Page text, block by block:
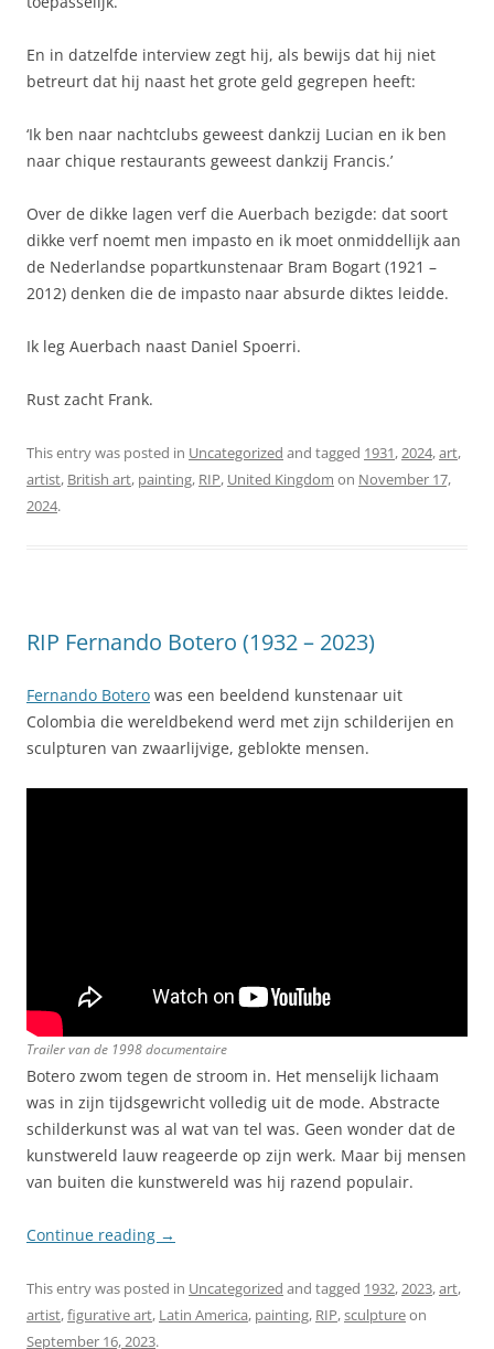
En in datzelfde interview zegt hij, als bewijs dat hij niet
betreurt dat hij naast het grote geld gegrepen heeft:
‘Ik ben naar nachtclubs geweest dankzij Lucian en ik ben
naar chique restaurants geweest dankzij Francis.’
Over de dikke lagen verf die Auerbach bezigde: dat soort
dikke verf noemt men impasto en ik moet onmiddellijk aan
de Nederlandse popartkunstenaar Bram Bogart (1921 –
2012) denken die de impasto naar absurde diktes leidde.
Ik leg Auerbach naast Daniel Spoerri.
Rust zacht Frank.
This entry was posted in Uncategorized and tagged 1931,2024,art,
artist, British art, painting, RIP, United Kingdom on November 17,
2024.
RIP Fernando Botero (1932 – 2023)
Fernando Botero was een beeldend kunstenaar uit
Colombia die wereldbekend werd met zijn schilderijen en
sculpturen van zwaarlijvige, geblokte mensen.
Trailer van de 1998 documentaire
Botero zwom tegen de stroom in. Het menselijk lichaam
was in zijn tijdsgewricht volledig uit de mode. Abstracte
schilderkunst was al wat van tel was. Geen wonder dat de
kunstwereld lauw reageerde op zijn werk. Maar bij mensen
van buiten die kunstwereld was hij razend populair.
Continue reading →
This entry was posted in Uncategorized and tagged 1932,2023,art,
artist,figurative art, Latin America, painting, RIP,sculptureon
September 16, 2023.